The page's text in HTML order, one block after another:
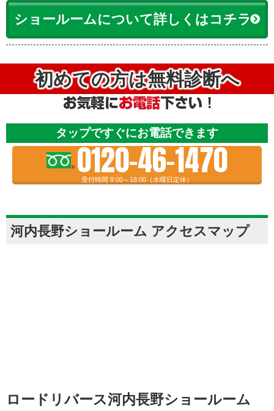
ショールームについて詳しくはコチラ
初めての方は無料診断へ
タップですぐにお電話できます
0120-46-1470
受付時間 9:00～18:00（水曜日定休）
河内長野ショールーム アクセスマップ
ロードリバース河内長野ショールーム